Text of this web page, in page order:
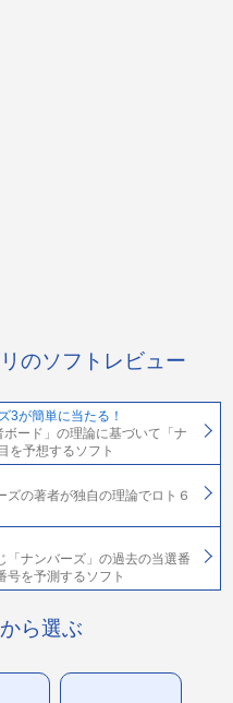
のソフトレビュー
3が簡単に当たる！
ード」の理論に基づいて「ナ
を予想するソフト
の著者が独自の理論でロト６
「ナンバーズ」の過去の当選番
号を予測するソフト
ら選ぶ